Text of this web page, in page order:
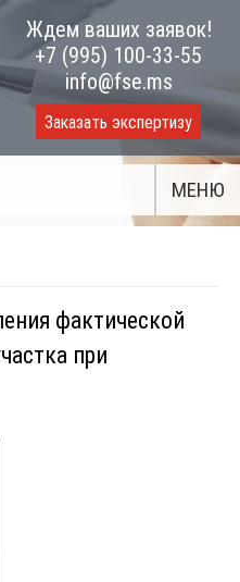
Ждем ваших заявок!
+7 (995) 100-33-55
info@fse.ms
Заказать экспертизу
МЕНЮ
фактической
при